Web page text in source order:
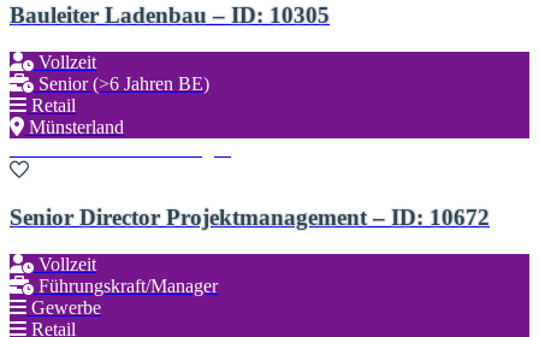
Bauleiter Ladenbau – ID: 10305
Vollzeit
Senior (>6 Jahren BE)
Retail
Münsterland
Senior Director Projektmanagement – ID: 10672
Vollzeit
Führungskraft/Manager
Gewerbe
Retail